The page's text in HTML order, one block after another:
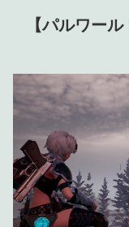
【パルワー